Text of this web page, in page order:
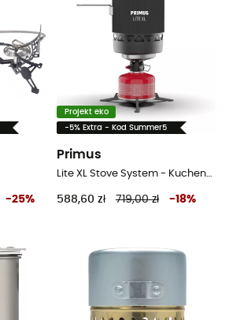
-25%
Projekt eko
-5% Extra - Kod Summer5
Primus
Lite XL Stove System - Kuchenka gazowa turystyczna
588,60 zł 719,00 zł -18%